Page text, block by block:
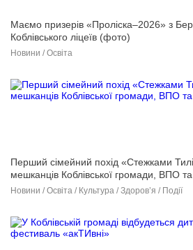
Маємо призерів «Проліска–2026» з
Коблівського ліцеїв (фото)
Новини / Освіта
Перший сімейний похід «Стежками
мешканців Коблівської громади, ВПО
Новини / Освіта / Культура / Здоров’я / Події